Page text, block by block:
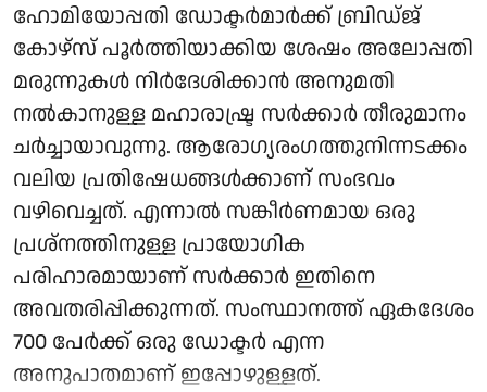
ഹോമിയോപ്പതി ഡോക്ടർമാർക്ക് ബ്രിഡ്ജ്
കോഴ്‌സ് പൂർത്തിയാക്കിയ ശേഷം അലോപ്പതി
മരുന്നുകൾ നിർദേശിക്കാൻ അനുമതി
നൽകാനുള്ള മഹാരാഷ്ട്ര സർക്കാർ തീരുമാനം
ചർച്ചായാവുന്നു. ആരോ​ഗ്യരം​ഗത്തുനിന്നടക്കം
വലിയ പ്രതിഷേധങ്ങൾക്കാണ് സംഭവം
വഴിവെച്ചത്. എന്നാൽ സങ്കീർണമായ ഒരു
പ്രശ്നത്തിനുള്ള പ്രായോഗിക
പരിഹാരമായാണ് സർക്കാർ ഇതിനെ
അവതരിപ്പിക്കുന്നത്. സംസ്ഥാനത്ത് ഏകദേശം
700 പേർക്ക് ഒരു ഡോക്ടർ എന്ന
അനുപാതമാണ് ഇപ്പോഴുള്ളത്.